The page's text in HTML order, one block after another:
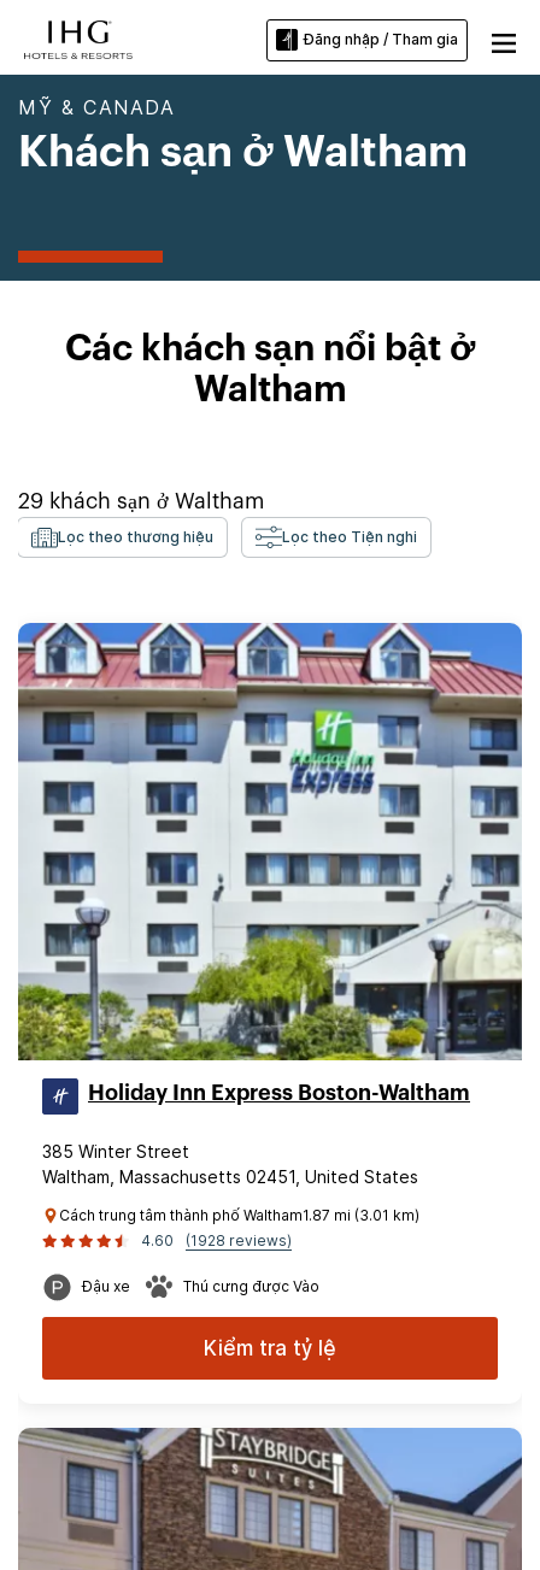
Đăng nhập / Tham gia
MỸ & CANADA
Khách sạn ở Waltham
Các khách sạn nổi bật ở
Waltham
29 khách sạn ở Waltham
Lọc theo thương hiệu Lọc theo Tiện nghi
Holiday Inn Express Boston-Waltham
385 Winter Street
Waltham, Massachusetts 02451, United States
Cách trung tâm thành phố Waltham1.87 mi (3.01 km)
4.60
(1928 reviews)
Đậu xe Thú cưng được Vào
Kiểm tra tỷ lệ